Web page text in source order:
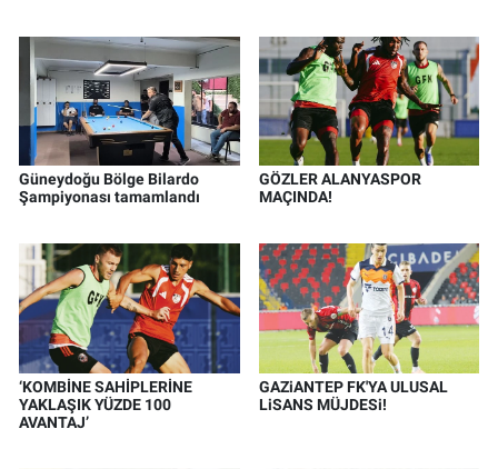
Güneydoğu Bölge Bilardo
Şampiyonası tamamlandı
GÖZLER ALANYASPOR
MAÇINDA!
‘KOMBİNE SAHİPLERİNE
YAKLAŞIK YÜZDE 100
AVANTAJ’
GAZiANTEP FK'YA ULUSAL
LiSANS MÜJDESi!